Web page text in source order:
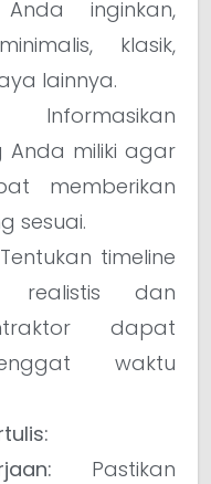
inginkan,
klasik,
lainnya.
miliki agar
memberikan
sesuai.
Tentukan timeline
realistis dan
dapat
waktu
Pastikan